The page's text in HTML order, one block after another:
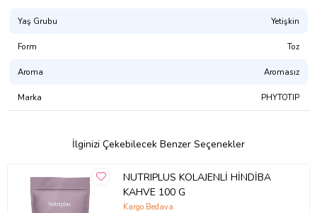
Yaş Grubu Yetişkin
Form Toz
Aroma Aromasız
Marka PHYTOTIP
İlginizi Çekebilecek Benzer Seçenekler
NUTRIPLUS KOLAJENLİ HİNDİBA
KAHVE 100 G
Kargo Bedava